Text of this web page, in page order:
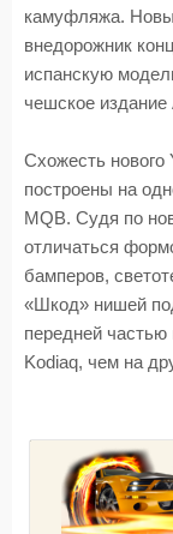
камуфляжа.
внедорожник
испанскую
чешское издание
Схожесть нового
построены на
MQB. Судя по
отличаться
бамперов,
«Шкод» нишей
передней
Kodiaq, чем на